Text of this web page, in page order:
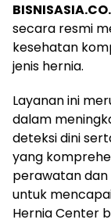
secara resmi
kesehatan
jenis hernia.
Layanan ini
dalam
deteksi dini
yang
perawatan
untuk
Hernia Center